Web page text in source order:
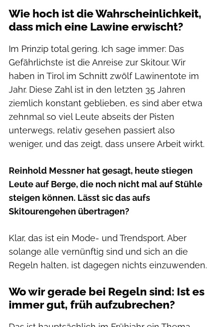
Wie hoch ist die Wahrscheinlichkeit,
dass mich eine Lawine erwischt?
Im Prinzip total gering. Ich sage immer: Das
Gefährlichste ist die Anreise zur Skitour. Wir
haben in Tirol im Schnitt zwölf Lawinentote im
Jahr. Diese Zahl ist in den letzten 35 Jahren
ziemlich konstant geblieben, es sind aber etwa
zehnmal so viel Leute abseits der Pisten
unterwegs, relativ gesehen passiert also
weniger, und das zeigt, dass unsere Arbeit wirkt.
Reinhold Messner hat gesagt, heute stiegen
Leute auf Berge, die noch nicht mal auf Stühle
steigen können. Lässt sic das aufs
Skitourengehen übertragen?
Klar, das ist ein Mode- und Trendsport. Aber
solange alle vernünftig sind und sich an die
Regeln halten, ist dagegen nichts einzuwenden.
Wo wir gerade bei Regeln sind: Ist es
immer gut, früh aufzubrechen?